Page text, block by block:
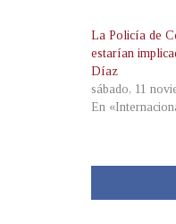
La Policía de
estarían
Díaz
sábado, 11
En